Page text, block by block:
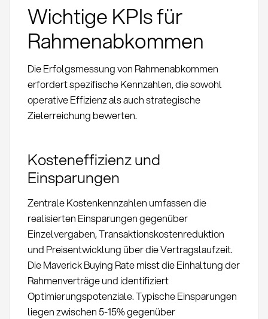
Wichtige KPIs für
Rahmenabkommen
Die Erfolgsmessung von Rahmenabkommen
erfordert spezifische Kennzahlen, die sowohl
operative Effizienz als auch strategische
Zielerreichung bewerten.
Kosteneffizienz und
Einsparungen
Zentrale Kostenkennzahlen umfassen die
realisierten Einsparungen gegenüber
Einzelvergaben, Transaktionskostenreduktion
und Preisentwicklung über die Vertragslaufzeit.
Die Maverick Buying Rate misst die Einhaltung der
Rahmenverträge und identifiziert
Optimierungspotenziale. Typische Einsparungen
liegen zwischen 5-15% gegenüber